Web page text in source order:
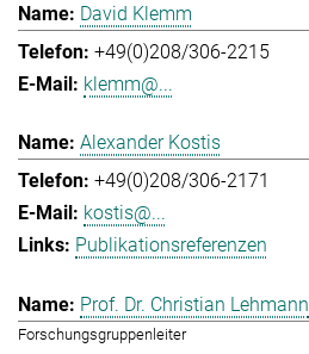
David Klemm
+49(0)208/306-2215
klemm@...
Alexander Kostis
+49(0)208/306-2171
kostis@...
Publikationsreferenzen
Prof. Dr. Christian Lehmann
Forschungsgruppenleiter